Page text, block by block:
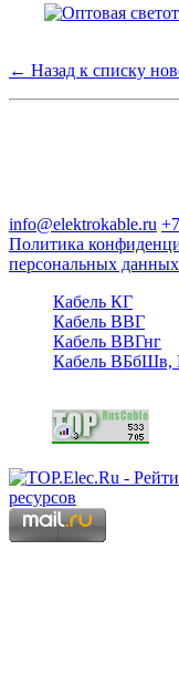
← Назад к списку
info@elektrokable.ru
Политика
персональных данных
Кабель КГ
Кабель ВВГ
Кабель ВВГнг
Кабель